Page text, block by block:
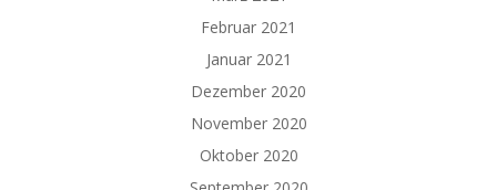
Februar 2021
Januar 2021
Dezember 2020
November 2020
Oktober 2020